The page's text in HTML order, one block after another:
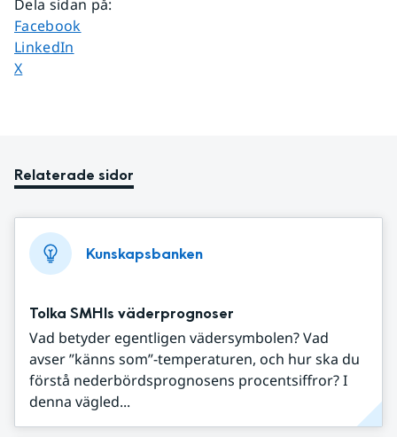
Dela sidan på:
Dela sidan på
Facebook
Dela sidan på
LinkedIn
Dela sidan på
X
Relaterade sidor
Kunskapsbanken
Tolka SMHIs väderprognoser
Vad betyder egentligen vädersymbolen? Vad
avser ”känns som”-temperaturen, och hur ska du
förstå nederbördsprognosens procentsiffror? I
denna vägled...